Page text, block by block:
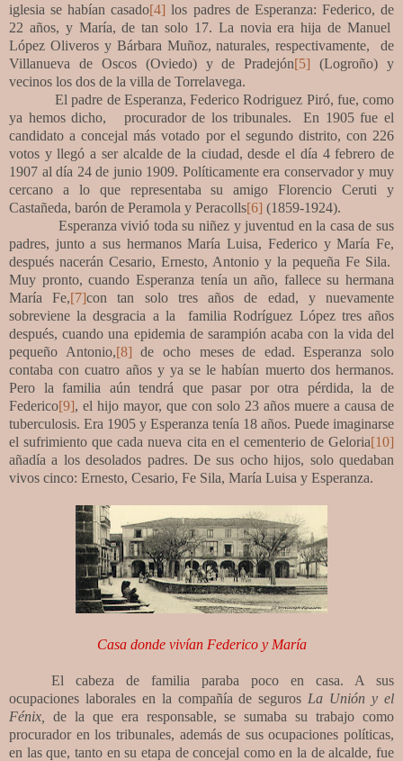
iglesia se habían casado[4] los padres de Esperanza: Federico, de
22 años, y María, de tan solo 17. La novia era hija de Manuel
López Oliveros y Bárbara Muñoz, naturales, respectivamente, de
Villanueva de Oscos (Oviedo) y de Pradejón[5] (Logroño) y
vecinos los dos de la villa de Torrelavega.
El padre de Esperanza, Federico Rodriguez Piró, fue, como
ya hemos dicho, procurador de los tribunales. En 1905 fue el
candidato a concejal más votado por el segundo distrito, con 226
votos y llegó a ser alcalde de la ciudad, desde el día 4 febrero de
1907 al día 24 de junio 1909. Políticamente era conservador y muy
cercano a lo que representaba su amigo Florencio Ceruti y
Castañeda, barón de Peramola y Peracolls[6] (1859-1924).
Esperanza vivió toda su niñez y juventud en la casa de sus
padres, junto a sus hermanos María Luisa, Federico y María Fe,
después nacerán Cesario, Ernesto, Antonio y la pequeña Fe Sila.
Muy pronto, cuando Esperanza tenía un año, fallece su hermana
María Fe,[7]con tan solo tres años de edad, y nuevamente
sobreviene la desgracia a la familia Rodríguez López tres años
después, cuando una epidemia de sarampión acaba con la vida del
pequeño Antonio,[8] de ocho meses de edad. Esperanza solo
contaba con cuatro años y ya se le habían muerto dos hermanos.
Pero la familia aún tendrá que pasar por otra pérdida, la de
Federico[9], el hijo mayor, que con solo 23 años muere a causa de
tuberculosis. Era 1905 y Esperanza tenía 18 años. Puede imaginarse
el sufrimiento que cada nueva cita en el cementerio de Geloria[10]
añadía a los desolados padres. De sus ocho hijos, solo quedaban
vivos cinco: Ernesto, Cesario, Fe Sila, María Luisa y Esperanza.
Casa donde vivían Federico y María
El cabeza de familia paraba poco en casa. A sus
ocupaciones laborales en la compañía de seguros La Unión y el
Fénix,
de la que era responsable, se sumaba su trabajo como
procurador en los tribunales, además de sus ocupaciones políticas,
en las que, tanto en su etapa de concejal como en la de alcalde, fue